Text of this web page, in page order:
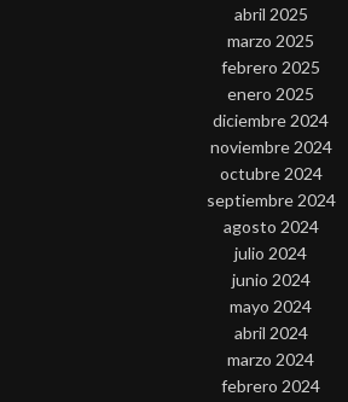
abril 2025
marzo 2025
febrero 2025
enero 2025
diciembre 2024
noviembre 2024
octubre 2024
septiembre 2024
agosto 2024
julio 2024
junio 2024
mayo 2024
abril 2024
marzo 2024
febrero 2024